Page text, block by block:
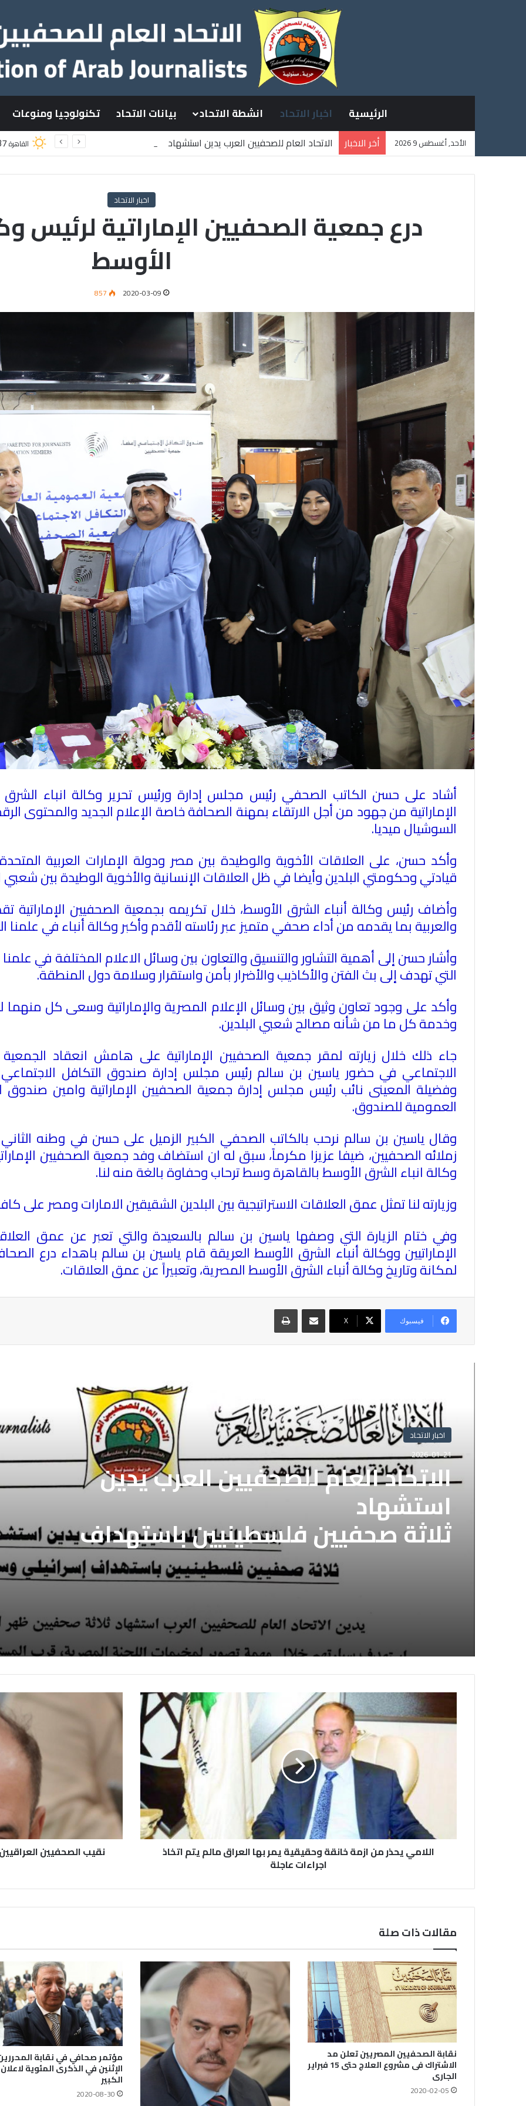
الرئيسية اخبار الاتحاد انشطة الاتحاد بيانات الاتحاد تكنولوجيا ومنوعات
الأحد, أغسطس 9 2026 أخر الاخبار
الاتحاد العام للصحفيين العرب يدين استشهاد
القاهرة
اخبار الاتحاد
درع جمعية الصحفيين الإماراتية لرئيس
الأوسط
2020-03-09
857
أشاد على حسن الكاتب الصحفي رئيس مجلس إدارة ورئيس تحرير وكالة انباء الشرق
الإماراتية من جهود من أجل الارتقاء بمهنة الصحافة خاصة الإعلام الجديد والمحتوى
السوشيال ميديا.
وأكد حسن، على العلاقات الأخوية والوطيدة بين مصر ودولة الإمارات العربية
قيادتي وحكومتي البلدين وأيضا في ظل العلاقات الإنسانية والأخوية الوطيدة بين شعبي
وأضاف رئيس وكالة أنباء الشرق الأوسط، خلال تكريمه بجمعية الصحفيين الإماراتية
والعربية بما يقدمه من أداء صحفي متميز عبر رئاسته لأقدم وأكبر وكالة أنباء في علمنا
وأشار حسن إلى أهمية التشاور والتنسيق والتعاون بين وسائل الاعلام المختلفة في
التي تهدف إلى بث الفتن والأكاذيب والأضرار بأمن واستقرار وسلامة دول المنطقة.
وأكد على وجود تعاون وثيق بين وسائل الإعلام المصرية والإماراتية وسعى كل منهما
وخدمة كل ما من شأنه مصالح شعبي البلدين.
جاء ذلك خلال زيارته لمقر جمعية الصحفيين الإماراتية على هامش انعقاد
الاجتماعي في حضور ياسين بن سالم رئيس مجلس إدارة صندوق التكافل الاجتماعي
وفضيلة المعينى نائب رئيس مجلس إدارة جمعية الصحفيين الإماراتية وامين صندوق
العمومية للصندوق.
وقال ياسين بن سالم نرحب بالكاتب الصحفي الكبير الزميل على حسن في وطنه الثاني
زملائه الصحفيين، ضيفا عزيزا مكرماً، سبق له ان استضاف وفد جمعية الصحفيين
وكالة انباء الشرق الأوسط بالقاهرة وسط ترحاب وحفاوة بالغة منه لنا.
وزيارته لنا تمثل عمق العلاقات الاستراتيجية بين البلدين الشقيقين الامارات ومصر على
وفي ختام الزيارة التي وصفها ياسين بن سالم بالسعيدة والتي تعبر عن عمق
الإماراتيين ووكالة أنباء الشرق الأوسط العريقة قام ياسين بن سالم باهداء درع
لمكانة وتاريخ وكالة أنباء الشرق الأوسط المصرية، وتعبيراً عن عمق العلاقات.
فيسبوك X
مشاركة عبر البريد طباعة
اخبار الاتحاد
2026-01-21
الاتحاد العام للصحفيين العرب يدين
استشهاد
ثلاثة صحفيين فلسطينيين باستهداف
إسرائيلي وسط قطاع غزة
اخبار الاتحاد
2025-11-05
الاتحاد العام للصحفيين العرب يطالب
قوات الدعم السريع بالافراج عن
الصحفيين السودانيين المعتقلين
لديها فوراً
اللامي يحذر من ازمة خانقة وحقيقية يمر بها العراق مالم يتم اتخاذ
اجراءات عاجلة
نقيب الصحفيين
مقالات ذات صلة
نقابة الصحفيين المصريين تعلن مد
الاشتراك فى مشروع العلاج حتى 15 فبراير
الجارى
2020-02-05
مؤتمر صحافي في نقابة
الإثنين في الذكرى المئوية
الكبير
2020-08-30